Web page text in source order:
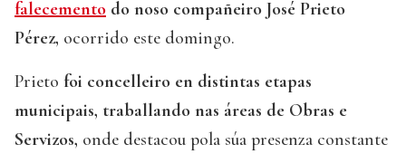
falecemento do noso compañeiro José Prieto
Pérez, ocorrido este domingo.
Prieto foi concelleiro en distintas etapas
municipais, traballando nas áreas de Obras e
Servizos, onde destacou pola súa presenza constante